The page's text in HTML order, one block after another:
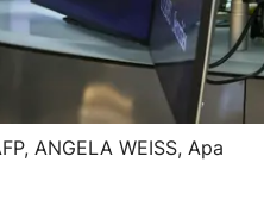
ANGELA WEISS, Apa